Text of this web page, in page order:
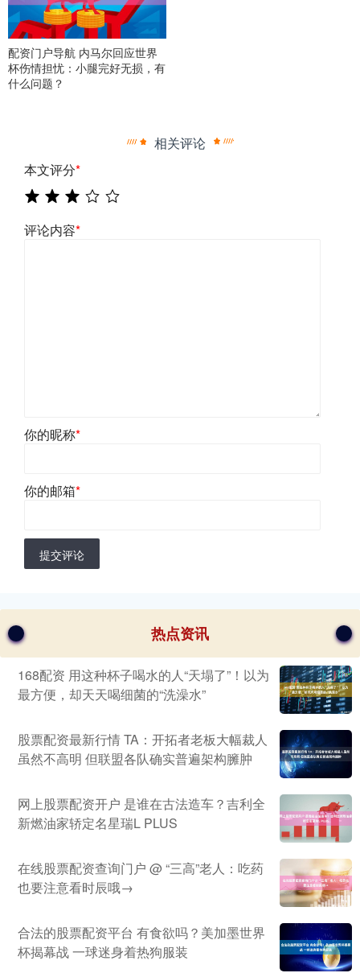
配资门户导航 内马尔回应世界
杯伤情担忧：小腿完好无损，有
什么问题？
相关评论
本文评分*
评论内容*
你的昵称*
你的邮箱*
提交评论
热点资讯
168配资 用这种杯子喝水的人“天塌了”！以为
最方便，却天天喝细菌的“洗澡水”
股票配资最新行情 TA：开拓者老板大幅裁人
虽然不高明 但联盟各队确实普遍架构臃肿
网上股票配资开户 是谁在古法造车？吉利全
新燃油家轿定名星瑞L PLUS
在线股票配资查询门户 @ “三高”老人：吃药
也要注意看时辰哦→
合法的股票配资平台 有食欲吗？美加墨世界
杯揭幕战 一球迷身着热狗服装